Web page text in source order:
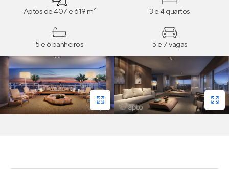
que abraça completamente a sala. Esta situação traz
grande amplitude ao apartamento por meio da vista
panorâmica da cidade.” -Aflalo & Gasperini Arquitetos.
Aptos de 407 e 619 m² 3 e 4 quartos
5 e 6 banheiros 5 e 7 vagas